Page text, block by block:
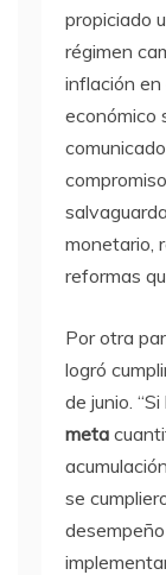
propiciado
régimen
inflación
económico
monetario,
reformas
Por otra
logró
de junio. “Si
meta
se